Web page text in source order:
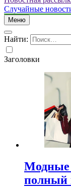
Случайные
Меню
Найти:
Заголовки
Модные
полный